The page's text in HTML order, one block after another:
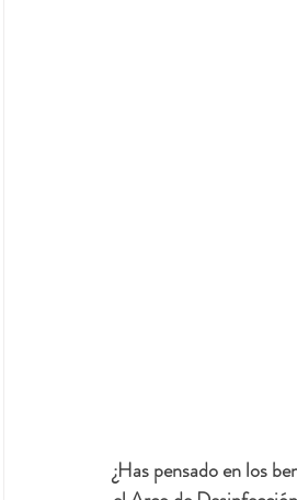
¿Has pensado en los